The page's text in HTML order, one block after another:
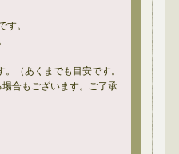
す。
。（あくまでも目安です。
合もございます。ご了承